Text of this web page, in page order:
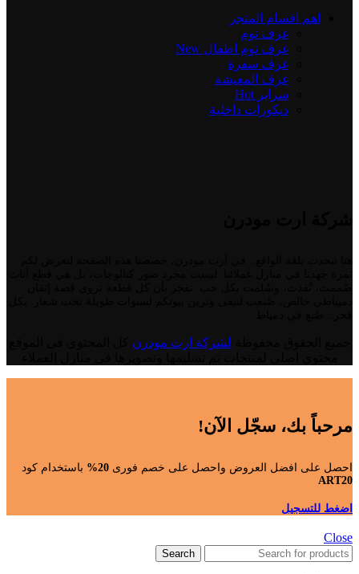
اهم اقسام المتجر
غرف نوم
غرف نوم اطفال New
غرف سفرة
غرف المعيشة
سراير Hot
ديكورات داخلية
لشركة ارت مودرن
مرحباً بك، سجّل الآن!
احصل على افضل العروض واحصل على خصم فورى 20%
باستخدام كود
ART20
اضغط للتسجيل
Close
Search